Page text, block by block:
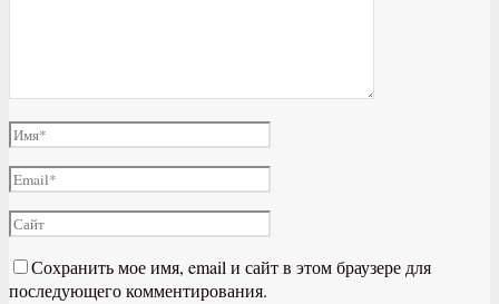
Сохранить мое имя, email и сайт в этом браузере для
последующего комментирования.